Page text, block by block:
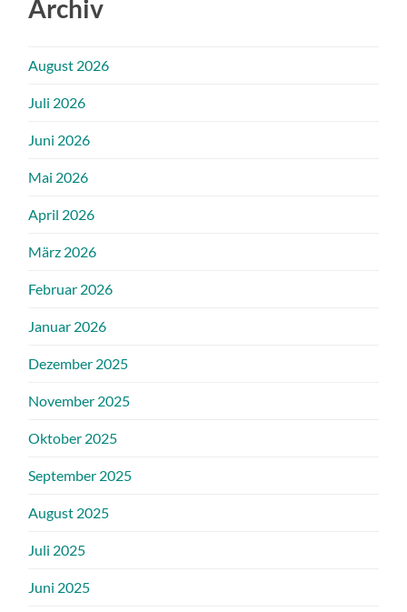
Archiv
August 2026
Juli 2026
Juni 2026
Mai 2026
April 2026
März 2026
Februar 2026
Januar 2026
Dezember 2025
November 2025
Oktober 2025
September 2025
August 2025
Juli 2025
Juni 2025